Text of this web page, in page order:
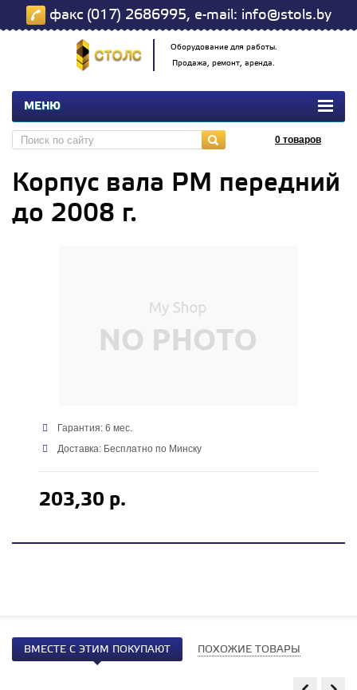
факс (017) 2686995, e-mail: info@stols.by
Оборудование для работы.
Продажа, ремонт, аренда.
МЕНЮ
0 товаров
Корпус вала РМ передний
до 2008 г.
Гарантия: 6 мес.
Доставка: Бесплатно по Минску
203,30 р.
ВМЕСТЕ С ЭТИМ ПОКУПАЮТ ПОХОЖИЕ ТОВАРЫ